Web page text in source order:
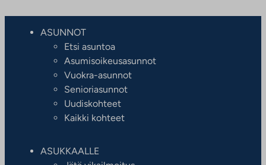
ASUNNOT
Etsi asuntoa
Asumisoikeusasunnot
Vuokra-asunnot
Senioriasunnot
Uudiskohteet
Kaikki kohteet
ASUKKAALLE